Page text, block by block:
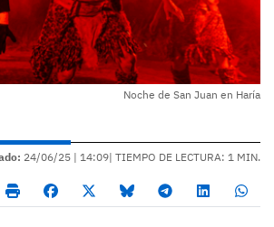
Noche de San Juan en Haría
24/06/25 | 14:09| TIEMPO DE LECTURA: 1 MIN.